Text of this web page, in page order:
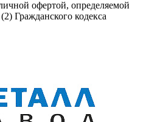
офертой, определяемой
Гражданского кодекса